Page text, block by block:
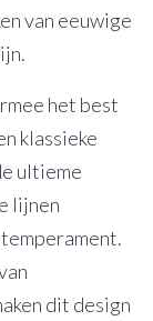
van eeuwige
het best
klassieke
ultieme
lijnen
dit design